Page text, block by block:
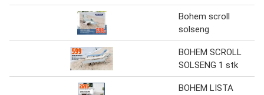
Bohem scroll
solseng
BOHEM SCROLL
SOLSENG 1 stk
BOHEM LISTA